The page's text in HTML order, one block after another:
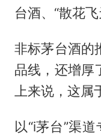
台酒、“散花
非标茅台酒的
品线，还增厚
上来说，这属
以“i茅台”渠